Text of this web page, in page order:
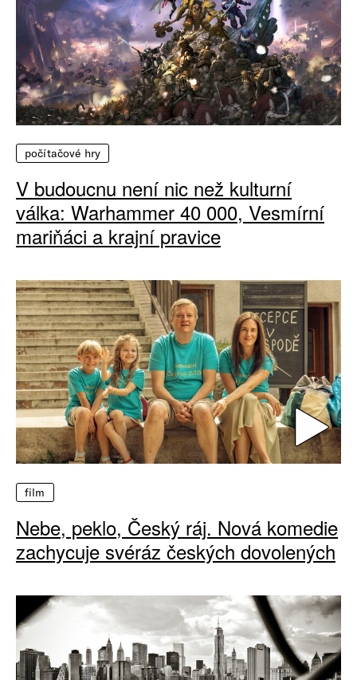
počítačové hry
V budoucnu není nic než kulturní
válka: Warhammer 40 000, Vesmírní
mariňáci a krajní pravice
film
Nebe, peklo, Český ráj. Nová komedie
zachycuje svéráz českých dovolených